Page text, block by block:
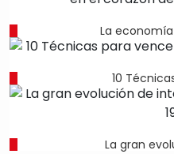
La
10
La gran